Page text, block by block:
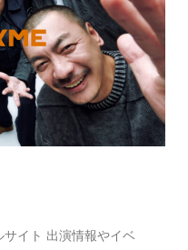
イト 出演情報やイベ